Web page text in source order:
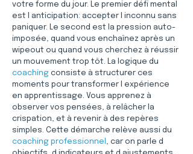
votre forme du jour. Le premier défi mental
est l anticipation: accepter l inconnu sans
paniquer. Le second est la pression auto-
imposée, quand vous enchaînez après un
wipeout ou quand vous cherchez à réussir
un mouvement trop tôt. La logique du
coaching consiste à structurer ces
moments pour transformer l expérience
en apprentissage. Vous apprenez à
observer vos pensées, à relâcher la
crispation, et à revenir à des repères
simples. Cette démarche relève aussi du
coaching professionnel , car on parle d